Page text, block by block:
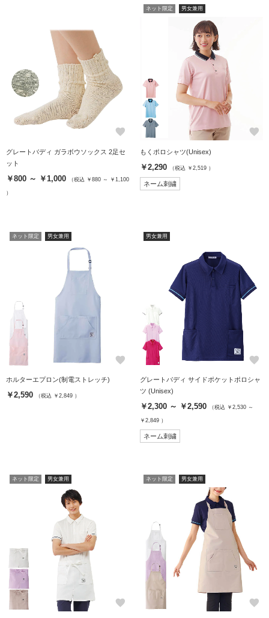
favorite
グレートバディ ガラボウソックス 2足セ
ット
￥800 ～ ￥1,000 （税込 ￥880 ～ ￥1,100
）
ネット限定 男女兼用
favorite
もくポロシャツ(Unisex)
￥2,290 （税込 ￥2,519 ）
ネーム刺繍
ネット限定 男女兼用
favorite
ホルターエプロン(制電ストレッチ)
￥2,590 （税込 ￥2,849 ）
男女兼用
favorite
グレートバディ サイドポケットポロシャ
ツ (Unisex)
￥2,300 ～ ￥2,590 （税込 ￥2,530 ～
￥2,849 ）
ネーム刺繍
ネット限定 男女兼用
favorite
ネット限定 男女兼用
favorite